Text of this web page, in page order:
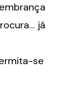
já
se